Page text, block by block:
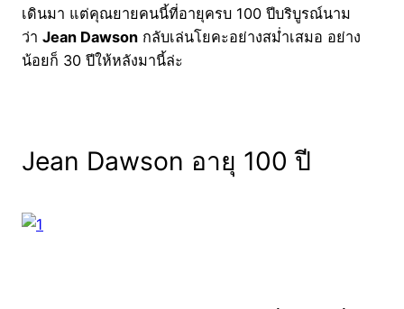
เดินมา แต่คุณยายคนนี้ที่อายุครบ 100 ปีบริบูรณ์นาม
ว่า Jean Dawson กลับเล่นโยคะอย่างสม่ำเสมอ อย่าง
น้อยก็ 30 ปีให้หลังมานี้ล่ะ
Jean Dawson อายุ 100 ปี